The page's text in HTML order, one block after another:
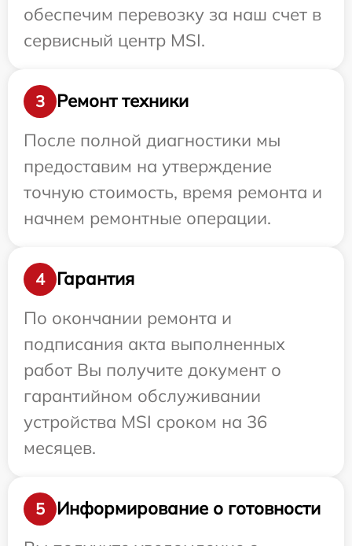
обеспечим перевозку за наш счет в
сервисный центр MSI.
3
Ремонт техники
После полной диагностики мы
предоставим на утверждение
точную стоимость, время ремонта и
начнем ремонтные операции.
4
Гарантия
По окончании ремонта и
подписания акта выполненных
работ Вы получите документ о
гарантийном обслуживании
устройства MSI сроком на 36
месяцев.
5
Информирование о готовности